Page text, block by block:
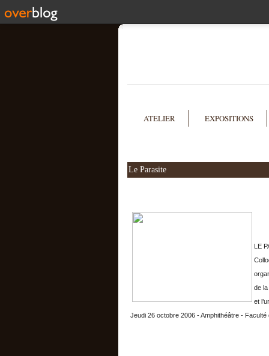
ATELIER EXPOSITIONS
Le Parasite
LE
de
et
Jeudi 26 octobre 2006 - Amphithéâtre - Faculté